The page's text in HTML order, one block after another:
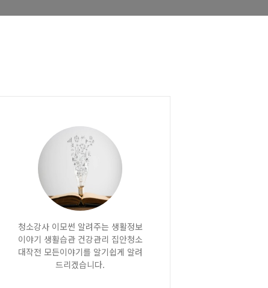
청소강사 이모썬 알려주는 생활정보
이야기 생활습관 건강관리 집안청소
대작전 모든이야기를 알기쉽게 알려
드리겠습니다.